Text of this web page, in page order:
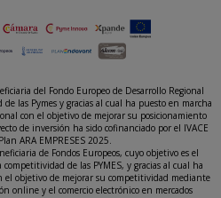
del Fondo Europeo de Desarrollo Regional
las Pymes y gracias al cual ha puesto en marcha
con el objetivo de mejorar su posicionamiento
de inversión ha sido cofinanciado por el IVACE
ARA EMPRESES 2025.
de Fondos Europeos, cuyo objetivo es el
de las PYMES, y gracias al cual ha
el objetivo de mejorar su competitividad mediante
online y el comercio electrónico en mercados